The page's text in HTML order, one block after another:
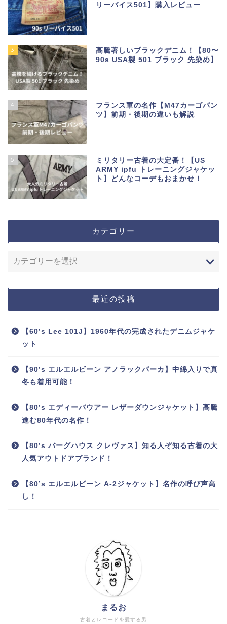
リーバイス501】購入レビュー
3
高騰著しいブラックデニム！【80〜
90s USA製 501 ブラック 先染め】
4
フランス軍の名作【M47カーゴパン
ツ】前期・後期の違いも解説
5
ミリタリー古着の大定番！【US
ARMY ipfu トレーニングジャケッ
ト】どんなコーデもおまかせ！
カテゴリー
最近の投稿
【60’s Lee 101J】1960年代の完成されたデニムジャケ
ット
【90’s エルエルビーン アノラックパーカ】中綿入りで真
冬も着用可能！
【80’s エディーバウアー レザーダウンジャケット】高騰
進む80年代の名作！
【80’s バーグハウス クレヴァス】知る人ぞ知る古着の大
人気アウトドアブランド！
【80’s エルエルビーン A-2ジャケット】名作の呼び声高
し！
古着とレコードを愛する男
まるお